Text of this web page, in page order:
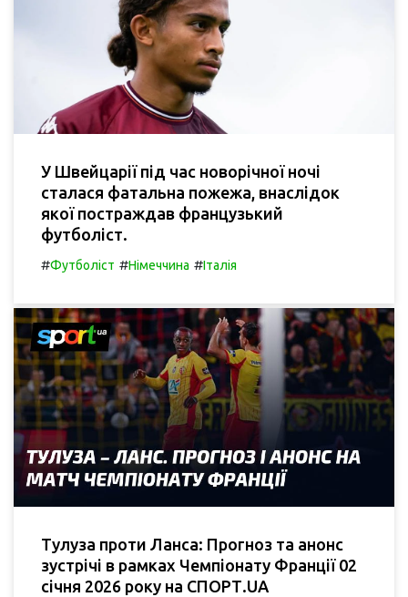
У Швейцарії під час новорічної ночі
сталася фатальна пожежа, внаслідок
якої постраждав французький
футболіст.
#Футболіст #Німеччина #Італія
Тулуза проти Ланса: Прогноз та анонс
зустрічі в рамках Чемпіонату Франції 02
січня 2026 року на СПОРТ.UA